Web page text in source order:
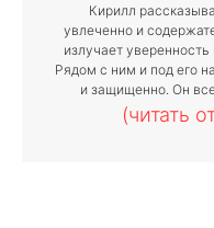
Кирилл
увлеченно и
излучает
Рядом с ним и под его
и защищенно. Он все
(читать